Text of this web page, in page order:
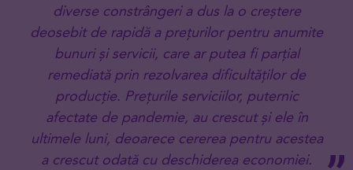
diverse constrângeri a dus la o creștere
deosebit de rapidă a prețurilor pentru anumite
bunuri și servicii, care ar putea fi parțial
remediată prin rezolvarea dificultăților de
producție. Prețurile serviciilor, puternic
afectate de pandemie, au crescut și ele în
ultimele luni, deoarece cererea pentru acestea
a crescut odată cu deschiderea economiei.